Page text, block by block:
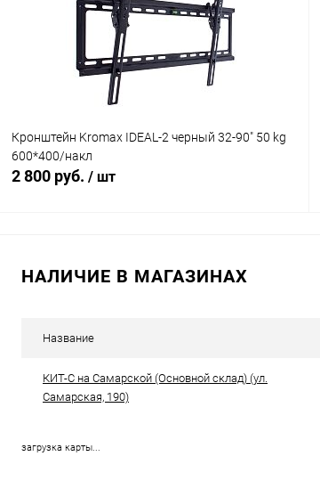
В наличии (1)
Кронштейн Kromax IDEAL-2 черный 32-90" 50 kg
600*400/накл
2 800 руб. / шт
НАЛИЧИЕ В МАГАЗИНАХ
Название
КИТ-С на Самарской (Основной склад) (ул.
Самарская, 190)
загрузка карты...